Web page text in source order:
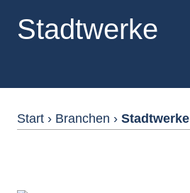
Stadtwerke
Start › Branchen › Stadtwerke